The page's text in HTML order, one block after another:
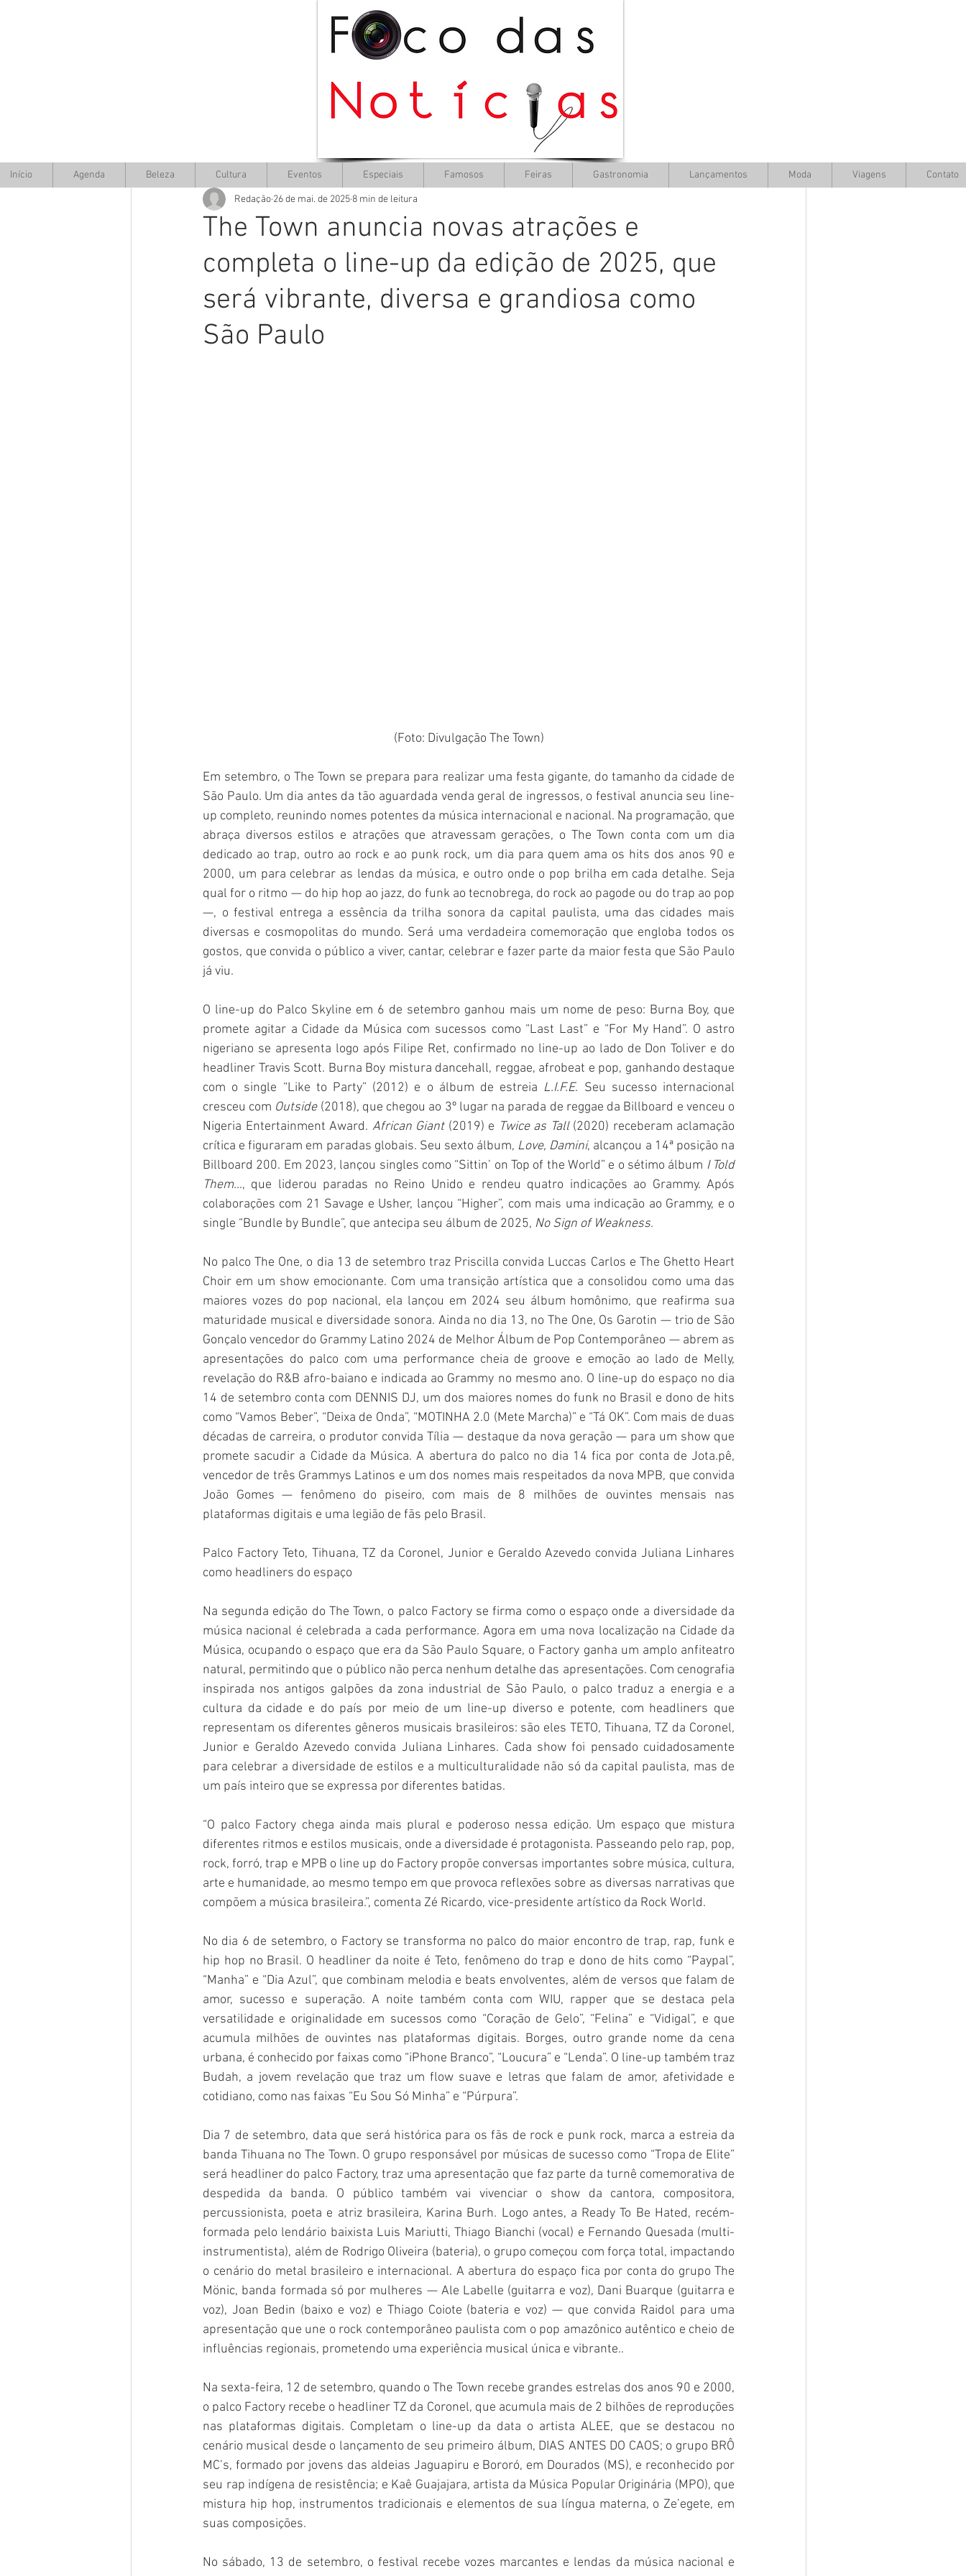
The Town anuncia novas atrações e
completa o line-up da edição de 2025, que
será vibrante, diversa e grandiosa como
São Paulo
Redação 26 de mai. de 2025 8 min de leitura
(Foto: Divulgação The Town)
Em setembro, o The Town se prepara para realizar uma festa gigante, do tamanho da cidade de
São Paulo. Um dia antes da tão aguardada venda geral de ingressos, o festival anuncia seu line-
up completo, reunindo nomes potentes da música internacional e nacional. Na programação, que
abraça diversos estilos e atrações que atravessam gerações, o The Town conta com um dia
dedicado ao trap, outro ao rock e ao punk rock, um dia para quem ama os hits dos anos 90 e
2000, um para celebrar as lendas da música, e outro onde o pop brilha em cada detalhe. Seja
qual for o ritmo — do hip hop ao jazz, do funk ao tecnobrega, do rock ao pagode ou do trap ao pop
—, o festival entrega a essência da trilha sonora da capital paulista, uma das cidades mais
diversas e cosmopolitas do mundo. Será uma verdadeira comemoração que engloba todos os
gostos, que convida o público a viver, cantar, celebrar e fazer parte da maior festa que São Paulo
já viu.
O line-up do Palco Skyline em 6 de setembro ganhou mais um nome de peso: Burna Boy, que
promete agitar a Cidade da Música com sucessos como “Last Last” e “For My Hand”. O astro
nigeriano se apresenta logo após Filipe Ret, confirmado no line-up ao lado de Don Toliver e do
headliner Travis Scott. Burna Boy mistura dancehall, reggae, afrobeat e pop, ganhando destaque
com o single “Like to Party” (2012) e o álbum de estreia L.I.F.E. Seu sucesso internacional
cresceu com Outside (2018), que chegou ao 3º lugar na parada de reggae da Billboard e venceu o
Nigeria Entertainment Award. African Giant (2019) e Twice as Tall (2020) receberam aclamação
crítica e figuraram em paradas globais. Seu sexto álbum, Love, Damini, alcançou a 14ª posição na
Billboard 200. Em 2023, lançou singles como “Sittin’ on Top of the World” e o sétimo álbum I Told
Them…, que liderou paradas no Reino Unido e rendeu quatro indicações ao Grammy. Após
colaborações com 21 Savage e Usher, lançou “Higher”, com mais uma indicação ao Grammy, e o
single “Bundle by Bundle”, que antecipa seu álbum de 2025, No Sign of Weakness.
No palco The One, o dia 13 de setembro traz Priscilla convida Luccas Carlos e The Ghetto Heart
Choir em um show emocionante. Com uma transição artística que a consolidou como uma das
maiores vozes do pop nacional, ela lançou em 2024 seu álbum homônimo, que reafirma sua
maturidade musical e diversidade sonora. Ainda no dia 13, no The One, Os Garotin — trio de São
Gonçalo vencedor do Grammy Latino 2024 de Melhor Álbum de Pop Contemporâneo — abrem as
apresentações do palco com uma performance cheia de groove e emoção ao lado de Melly,
revelação do R&B afro-baiano e indicada ao Grammy no mesmo ano. O line-up do espaço no dia
14 de setembro conta com DENNIS DJ, um dos maiores nomes do funk no Brasil e dono de hits
como “Vamos Beber”, “Deixa de Onda”, “MOTINHA 2.0 (Mete Marcha)” e “Tá OK”. Com mais de duas
décadas de carreira, o produtor convida Tília — destaque da nova geração — para um show que
promete sacudir a Cidade da Música. A abertura do palco no dia 14 fica por conta de Jota.pê,
vencedor de três Grammys Latinos e um dos nomes mais respeitados da nova MPB, que convida
João Gomes — fenômeno do piseiro, com mais de 8 milhões de ouvintes mensais nas
plataformas digitais e uma legião de fãs pelo Brasil.
Palco Factory Teto, Tihuana, TZ da Coronel, Junior e Geraldo Azevedo convida Juliana Linhares
como headliners do espaço
Na segunda edição do The Town, o palco Factory se firma como o espaço onde a diversidade da
música nacional é celebrada a cada performance. Agora em uma nova localização na Cidade da
Música, ocupando o espaço que era da São Paulo Square, o Factory ganha um amplo anfiteatro
natural, permitindo que o público não perca nenhum detalhe das apresentações. Com cenografia
inspirada nos antigos galpões da zona industrial de São Paulo, o palco traduz a energia e a
cultura da cidade e do país por meio de um line-up diverso e potente, com headliners que
representam os diferentes gêneros musicais brasileiros: são eles TETO, Tihuana, TZ da Coronel,
Junior e Geraldo Azevedo convida Juliana Linhares. Cada show foi pensado cuidadosamente
para celebrar a diversidade de estilos e a multiculturalidade não só da capital paulista, mas de
um país inteiro que se expressa por diferentes batidas.
“O palco Factory chega ainda mais plural e poderoso nessa edição. Um espaço que mistura
diferentes ritmos e estilos musicais, onde a diversidade é protagonista. Passeando pelo rap, pop,
rock, forró, trap e MPB o line up do Factory propõe conversas importantes sobre música, cultura,
arte e humanidade, ao mesmo tempo em que provoca reflexões sobre as diversas narrativas que
compõem a música brasileira.”, comenta Zé Ricardo, vice-presidente artístico da Rock World.
No dia 6 de setembro, o Factory se transforma no palco do maior encontro de trap, rap, funk e
hip hop no Brasil. O headliner da noite é Teto, fenômeno do trap e dono de hits como “Paypal”,
“Manha” e “Dia Azul”, que combinam melodia e beats envolventes, além de versos que falam de
amor, sucesso e superação. A noite também conta com WIU, rapper que se destaca pela
versatilidade e originalidade em sucessos como “Coração de Gelo”, “Felina” e “Vidigal”, e que
acumula milhões de ouvintes nas plataformas digitais. Borges, outro grande nome da cena
urbana, é conhecido por faixas como “iPhone Branco”, “Loucura” e “Lenda”. O line-up também traz
Budah, a jovem revelação que traz um flow suave e letras que falam de amor, afetividade e
cotidiano, como nas faixas “Eu Sou Só Minha” e “Púrpura”.
Dia 7 de setembro, data que será histórica para os fãs de rock e punk rock, marca a estreia da
banda Tihuana no The Town. O grupo responsável por músicas de sucesso como “Tropa de Elite”
será headliner do palco Factory, traz uma apresentação que faz parte da turnê comemorativa de
despedida da banda. O público também vai vivenciar o show da cantora, compositora,
percussionista, poeta e atriz brasileira, Karina Burh. Logo antes, a Ready To Be Hated, recém-
formada pelo lendário baixista Luis Mariutti, Thiago Bianchi (vocal) e Fernando Quesada (multi-
instrumentista), além de Rodrigo Oliveira (bateria), o grupo começou com força total, impactando
o cenário do metal brasileiro e internacional. A abertura do espaço fica por conta do grupo The
Mönic, banda formada só por mulheres — Ale Labelle (guitarra e voz), Dani Buarque (guitarra e
voz), Joan Bedin (baixo e voz) e Thiago Coiote (bateria e voz) — que convida Raidol para uma
apresentação que une o rock contemporâneo paulista com o pop amazônico autêntico e cheio de
influências regionais, prometendo uma experiência musical única e vibrante..
Na sexta-feira, 12 de setembro, quando o The Town recebe grandes estrelas dos anos 90 e 2000,
o palco Factory recebe o headliner TZ da Coronel, que acumula mais de 2 bilhões de reproduções
nas plataformas digitais. Completam o line-up da data o artista ALEE, que se destacou no
cenário musical desde o lançamento de seu primeiro álbum, DIAS ANTES DO CAOS; o grupo BRÔ
MC’s, formado por jovens das aldeias Jaguapiru e Bororó, em Dourados (MS), e reconhecido por
seu rap indígena de resistência; e Kaê Guajajara, artista da Música Popular Originária (MPO), que
mistura hip hop, instrumentos tradicionais e elementos de sua língua materna, o Ze’egete, em
suas composições.
No sábado, 13 de setembro, o festival recebe vozes marcantes e lendas da música nacional e
Início Agenda Beleza Cultura Eventos Especiais Famosos Feiras Gastronomia Lançamentos Moda Viagens Contato